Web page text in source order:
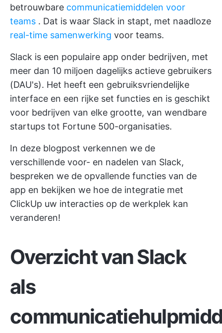
betrouwbare communicatiemiddelen voor
teams . Dat is waar Slack in stapt, met naadloze
real-time samenwerking voor teams.
Slack is een populaire app onder bedrijven, met
meer dan 10 miljoen dagelijks actieve gebruikers
(DAU's). Het heeft een gebruiksvriendelijke
interface en een rijke set functies en is geschikt
voor bedrijven van elke grootte, van wendbare
startups tot Fortune 500-organisaties.
In deze blogpost verkennen we de
verschillende voor- en nadelen van Slack,
bespreken we de opvallende functies van de
app en bekijken we hoe de integratie met
ClickUp uw interacties op de werkplek kan
veranderen!
Overzicht van Slack
als